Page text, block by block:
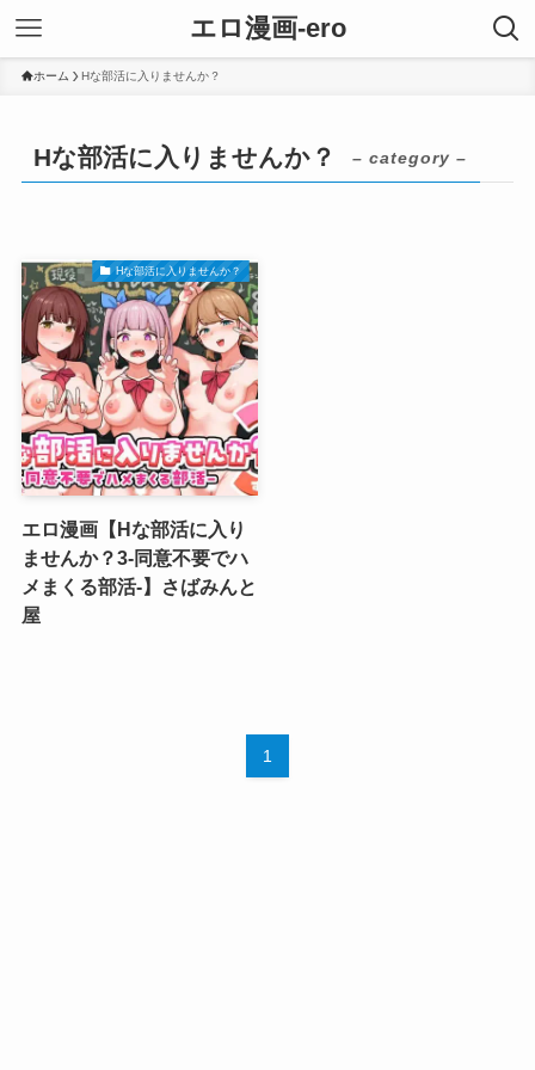
エロ漫画-ero
ホーム Hな部活に入りませんか？
Hな部活に入りませんか？ – category –
Hな部活に入りませんか？
エロ漫画【Hな部活に入り
ませんか？3-同意不要でハ
メまくる部活-】さばみんと
屋
1